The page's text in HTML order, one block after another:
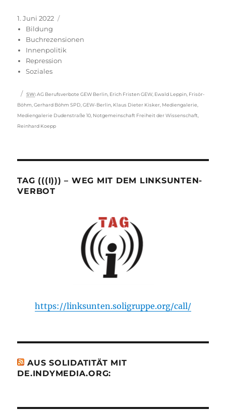
Veröffentlicht
am
1. Juni 2022
Bildung
Buchrezensionen
Innenpolitik
Repression
Soziales
Schlagwörter
SW: AG Berufsverbote GEW Berlin Erich Fristen GEW Ewald Leppin Frisör-
Böhm ,Gerhard Böhm SPD ,GEW-Berlin Klaus Dieter Kisker Mediengalerie
Mediengalerie Dudenstraße 10 Notgemeinschaft Freiheit der Wissenschaft
Reinhard Koepp
TAG (((I))) – WEG MIT DEM LINKSUNTEN-
VERBOT
https://linksunten.soligruppe.org/call/
AUS SOLIDATITÄT MIT
DE.INDYMEDIA.ORG: